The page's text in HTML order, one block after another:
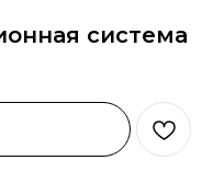
система